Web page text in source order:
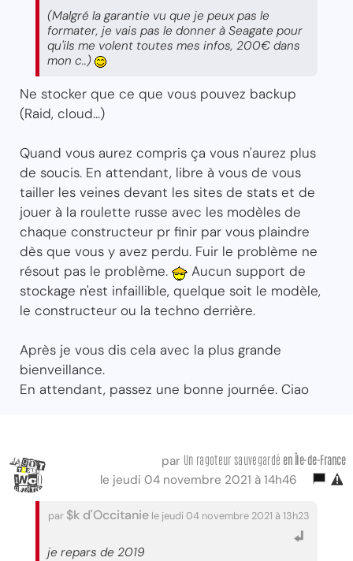
(Malgré la garantie vu que je peux pas le
formater, je vais pas le donner à Seagate pour
qu'ils me volent toutes mes infos, 200€ dans
mon c..)
Ne stocker que ce que vous pouvez backup
(Raid, cloud...)
Quand vous aurez compris ça vous n'aurez plus
de soucis. En attendant, libre à vous de vous
tailler les veines devant les sites de stats et de
jouer à la roulette russe avec les modèles de
chaque constructeur pr finir par vous plaindre
dès que vous y avez perdu. Fuir le problème ne
résout pas le problème.
Aucun support de
stockage n'est infaillible, quelque soit le modèle,
le constructeur ou la techno derrière.
Après je vous dis cela avec la plus grande
bienveillance.
En attendant, passez une bonne journée. Ciao
par Un ragoteur sauvegardé en Île-de-France
le jeudi 04 novembre 2021 à 14h46
par $k d'Occitanie le jeudi 04 novembre 2021 à 13h23
je repars de 2019